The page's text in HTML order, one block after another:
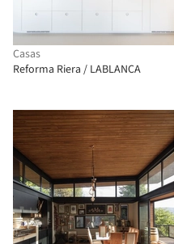
Casas
Reforma Riera / LABLANCA